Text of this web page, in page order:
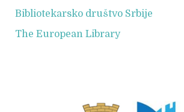
Bibliotekarsko društvo Srbije
The European Library